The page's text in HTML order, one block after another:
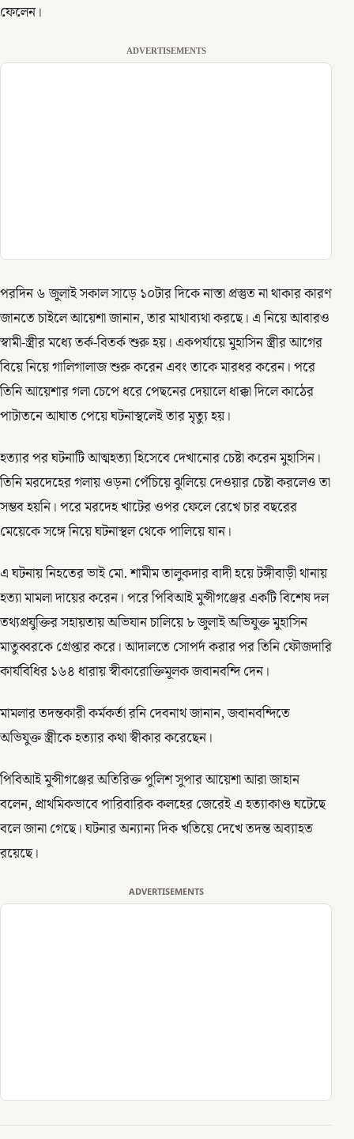
ফেলেন।
ADVERTISEMENTS
পরদিন ৬ জুলাই সকাল সাড়ে ১০টার দিকে নাস্তা প্রস্তুত না থাকার কারণ
জানতে চাইলে আয়েশা জানান, তার মাথাব্যথা করছে। এ নিয়ে আবারও
স্বামী-স্ত্রীর মধ্যে তর্ক-বিতর্ক শুরু হয়। একপর্যায়ে মুহাসিন স্ত্রীর আগের
বিয়ে নিয়ে গালিগালাজ শুরু করেন এবং তাকে মারধর করেন। পরে
তিনি আয়েশার গলা চেপে ধরে পেছনের দেয়ালে ধাক্কা দিলে কাঠের
পাটাতনে আঘাত পেয়ে ঘটনাস্থলেই তার মৃত্যু হয়।
হত্যার পর ঘটনাটি আত্মহত্যা হিসেবে দেখানোর চেষ্টা করেন মুহাসিন।
তিনি মরদেহের গলায় ওড়না পেঁচিয়ে ঝুলিয়ে দেওয়ার চেষ্টা করলেও তা
সম্ভব হয়নি। পরে মরদেহ খাটের ওপর ফেলে রেখে চার বছরের
মেয়েকে সঙ্গে নিয়ে ঘটনাস্থল থেকে পালিয়ে যান।
এ ঘটনায় নিহতের ভাই মো. শামীম তালুকদার বাদী হয়ে টঙ্গীবাড়ী থানায়
হত্যা মামলা দায়ের করেন। পরে পিবিআই মুন্সীগঞ্জের একটি বিশেষ দল
তথ্যপ্রযুক্তির সহায়তায় অভিযান চালিয়ে ৮ জুলাই অভিযুক্ত মুহাসিন
মাতুব্বরকে গ্রেপ্তার করে। আদালতে সোপর্দ করার পর তিনি ফৌজদারি
কার্যবিধির ১৬৪ ধারায় স্বীকারোক্তিমূলক জবানবন্দি দেন।
মামলার তদন্তকারী কর্মকর্তা রনি দেবনাথ জানান, জবানবন্দিতে
অভিযুক্ত স্ত্রীকে হত্যার কথা স্বীকার করেছেন।
পিবিআই মুন্সীগঞ্জের অতিরিক্ত পুলিশ সুপার আয়েশা আরা জাহান
বলেন, প্রাথমিকভাবে পারিবারিক কলহের জেরেই এ হত্যাকাণ্ড ঘটেছে
বলে জানা গেছে। ঘটনার অন্যান্য দিক খতিয়ে দেখে তদন্ত অব্যাহত
রয়েছে।
ADVERTISEMENTS